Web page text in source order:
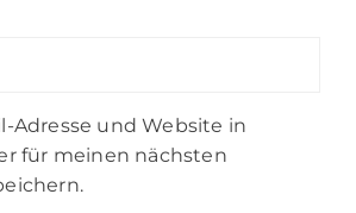
Adresse und Website in
für meinen nächsten